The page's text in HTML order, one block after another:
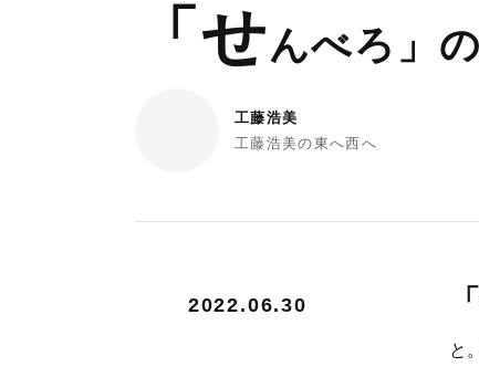
「せんべろ」
工藤浩美
工藤浩美の東へ西へ
2022.06.30
と